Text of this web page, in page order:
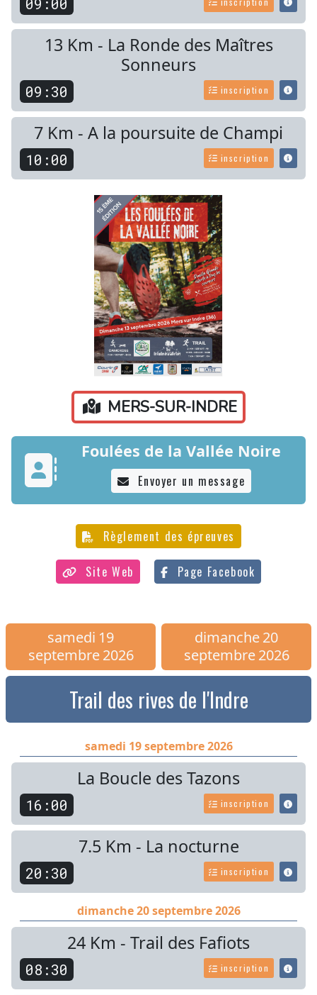
13 Km - La Ronde des Maîtres
Sonneurs
09:30 inscription
7 Km - A la poursuite de Champi
10:00 inscription
MERS-SUR-INDRE
Foulées de la Vallée Noire
Envoyer un message
Règlement des épreuves
Site Web Page Facebook
samedi 19
septembre 2026
dimanche20
septembre 2026
Trail des rives de l'Indre
samedi 19 septembre 2026
La Boucle des Tazons
16:00 inscription
7.5 Km - La nocturne
20:30 inscription
dimanche 20 septembre 2026
24 Km - Trail des Fafiots
08:30 inscription